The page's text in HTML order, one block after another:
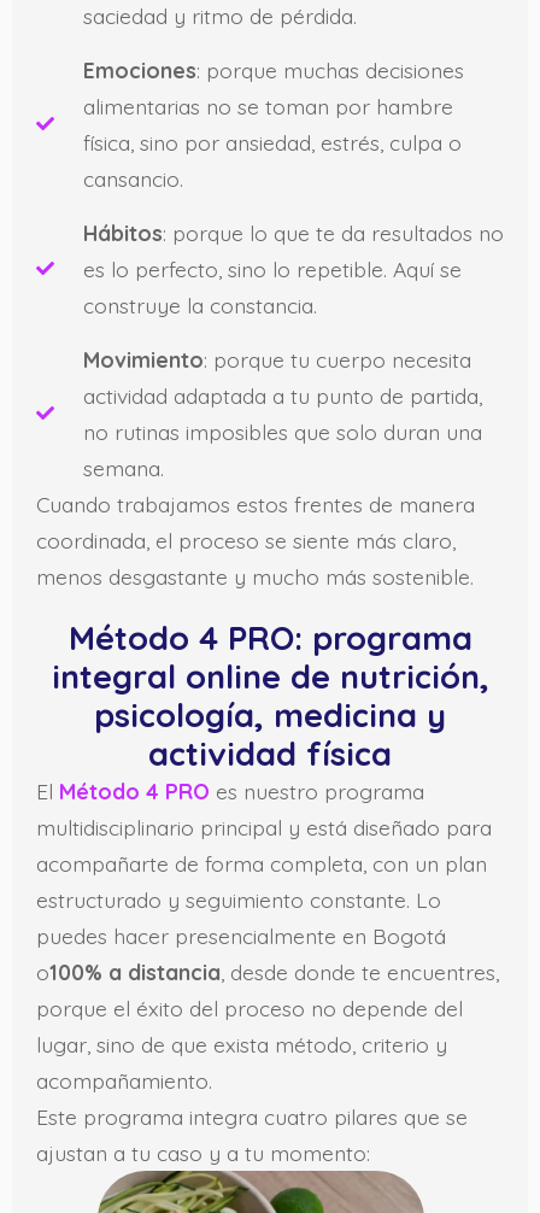
saciedad y ritmo de pérdida.
Emociones: porque muchas decisiones
alimentarias no se toman por hambre
física, sino por ansiedad, estrés, culpa o
cansancio.
Hábitos: porque lo que te da resultados no
es lo perfecto, sino lo repetible. Aquí se
construye la constancia.
Movimiento: porque tu cuerpo necesita
actividad adaptada a tu punto de partida,
no rutinas imposibles que solo duran una
semana.
Cuando trabajamos estos frentes de manera
coordinada, el proceso se siente más claro,
menos desgastante y mucho más sostenible.
Método 4 PRO: programa
integral online de nutrición,
psicología, medicina y
actividad física
El Método 4 PRO es nuestro programa
multidisciplinario principal y está diseñado para
acompañarte de forma completa, con un plan
estructurado y seguimiento constante. Lo
puedes hacer presencialmente en Bogotá
o100% a distancia , desde donde te encuentres,
porque el éxito del proceso no depende del
lugar, sino de que exista método, criterio y
acompañamiento.
Este programa integra cuatro pilares que se
ajustan a tu caso y a tu momento: